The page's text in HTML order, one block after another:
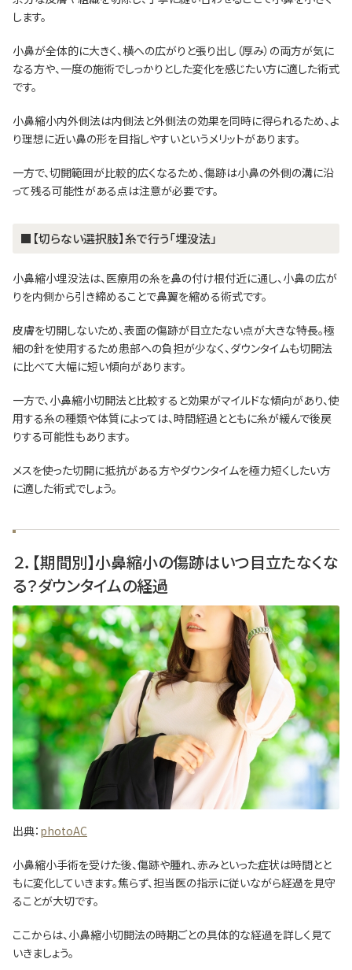
します。
小鼻が全体的に大きく、横への広がりと張り出し（厚み）の両方が気に
なる方や、一度の施術でしっかりとした変化を感じたい方に適した術式
です。
小鼻縮小内外側法は内側法と外側法の効果を同時に得られるため、よ
り理想に近い鼻の形を目指しやすいというメリットがあります。
一方で、切開範囲が比較的広くなるため、傷跡は小鼻の外側の溝に沿
って残る可能性がある点は注意が必要です。
■【切らない選択肢】糸で行う「埋没法」
小鼻縮小埋没法は、医療用の糸を鼻の付け根付近に通し、小鼻の広が
りを内側から引き締めることで鼻翼を縮める術式です。
皮膚を切開しないため、表面の傷跡が目立たない点が大きな特長。極
細の針を使用するため患部への負担が少なく、ダウンタイムも切開法
に比べて大幅に短い傾向があります。
一方で、小鼻縮小切開法と比較すると効果がマイルドな傾向があり、使
用する糸の種類や体質によっては、時間経過とともに糸が緩んで後戻
りする可能性もあります。
メスを使った切開に抵抗がある方やダウンタイムを極力短くしたい方
に適した術式でしょう。
２．【期間別】小鼻縮小の傷跡はいつ目立たなくな
る？ダウンタイムの経過
出典： photoAC
小鼻縮小手術を受けた後、傷跡や腫れ、赤みといった症状は時間とと
もに変化していきます。焦らず、担当医の指示に従いながら経過を見守
ることが大切です。
ここからは、小鼻縮小切開法の時期ごとの具体的な経過を詳しく見て
いきましょう。